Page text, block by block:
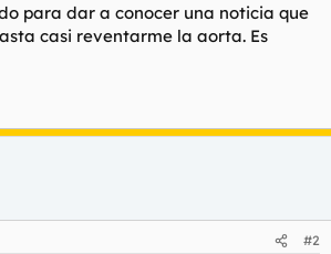
para dar a conocer una noticia que
casi reventarme la aorta. Es
#2